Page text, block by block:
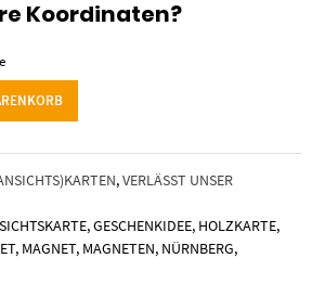
Koordinaten?
,VERLÄSST UNSER
,GESCHENKIDEE, HOLZKARTE,
, MAGNET, MAGNETEN, NÜRNBERG,